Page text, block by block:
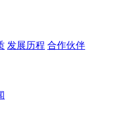
发展历程 合作伙伴